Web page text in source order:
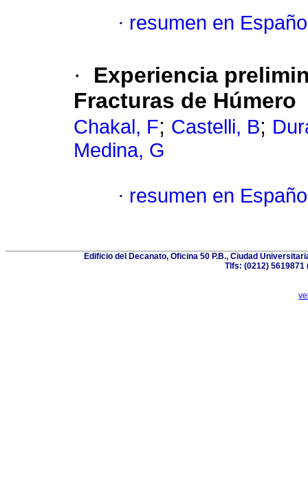
· resumen en
·
Experiencia
Fracturas de Húmero
Chakal, F; Castelli, B;
Medina, G
· resumen en
Edificio del Decanato, Oficina 50 P.B., Ciudad
Tlfs: (0212) 5619871